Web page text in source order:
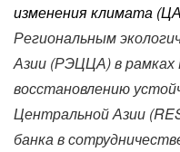
изменения климата
Региональным
Азии (РЭЦЦА) в
восстановлению
Центральной Азии
банка в